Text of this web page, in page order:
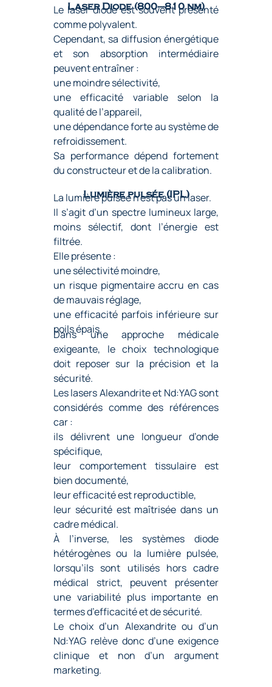
Laser Diode (800–810 nm)
Le laser diode est souvent présenté
comme polyvalent.
Cependant, sa diffusion énergétique
et son absorption intermédiaire
peuvent entraîner :
une moindre sélectivité,
une efficacité variable selon la
qualité de l’appareil,
une dépendance forte au système de
refroidissement.
Sa performance dépend fortement
du constructeur et de la calibration.
Lumière pulsée (IPL)
La lumière pulsée n’est pas un laser.
Il s’agit d’un spectre lumineux large,
moins sélectif, dont l’énergie est
filtrée.
Elle présente :
une sélectivité moindre,
un risque pigmentaire accru en cas
de mauvais réglage,
une efficacité parfois inférieure sur
poils épais.
Dans une approche médicale
exigeante, le choix technologique
doit reposer sur la précision et la
sécurité.
Les lasers Alexandrite et Nd:YAG sont
considérés comme des références
car :
ils délivrent une longueur d’onde
spécifique,
leur comportement tissulaire est
bien documenté,
leur efficacité est reproductible,
leur sécurité est maîtrisée dans un
cadre médical.
À l’inverse, les systèmes diode
hétérogènes ou la lumière pulsée,
lorsqu’ils sont utilisés hors cadre
médical strict, peuvent présenter
une variabilité plus importante en
termes d’efficacité et de sécurité.
Le choix d’un Alexandrite ou d’un
Nd:YAG relève donc d’une exigence
clinique et non d’un argument
marketing.